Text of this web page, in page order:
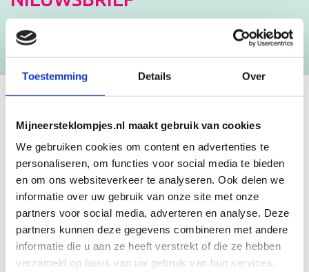
Toestemming Details Over
Mijneersteklompjes.nl maakt gebruik van cookies
We gebruiken cookies om content en advertenties te
personaliseren, om functies voor social media te bieden
en om ons websiteverkeer te analyseren. Ook delen we
informatie over uw gebruik van onze site met onze
partners voor social media, adverteren en analyse. Deze
partners kunnen deze gegevens combineren met andere
informatie die u aan ze heeft verstrekt of die ze hebben
verzameld op basis van uw gebruik van hun services.
[mc4wp_form id=”3182″]
GEBOORTEKLOMPJES EN
KRAAMCADEAU MET NAAM
Unieke geboorteklompjes
Mijneersteklompjes.nl heeft al meer dan 15 jaar ervaring met het
schilderen van klompjes. Velen wisten de weg naar ons bedrijf al te
vinden en ontdekten onze leuke geboorteklompjes. Onze
geboorteklompjes bestel je gemakkelijk online. We beschilderen
de geboorteklompjes met de hand en indien gewenst in de stijl van